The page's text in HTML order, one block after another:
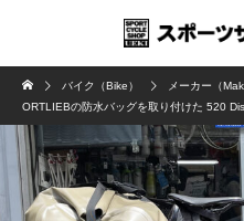
バイク（Bike） メーカー（
ORTLIEBの防水バッグを取り付けた 520